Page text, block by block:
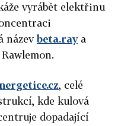
vyrábět elektřinu
názevbeta.raya
, celé
kde kulová
dopadající